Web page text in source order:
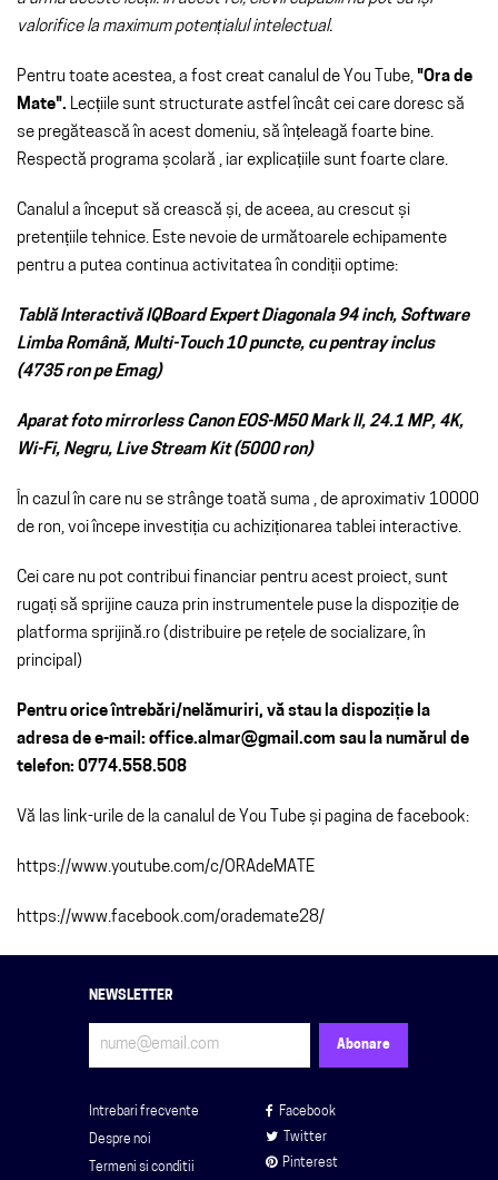
valorifice la maximum potențialul intelectual.
Pentru toate acestea, a fost creat canalul de You Tube, "Ora de
Mate". Lecțiile sunt structurate astfel încât cei care doresc să
se pregătească în acest domeniu, să înțeleagă foarte bine.
Respectă programa școlară , iar explicațiile sunt foarte clare.
Canalul a început să crească și, de aceea, au crescut și
pretențiile tehnice. Este nevoie de următoarele echipamente
pentru a putea continua activitatea în condiții optime:
Tablă Interactivă IQBoard Expert Diagonala 94 inch, Software
Limba Română, Multi-Touch 10 puncte, cu pentray inclus
(4735 ron pe Emag)
Aparat foto mirrorless Canon EOS-M50 Mark II, 24.1 MP, 4K,
Wi-Fi, Negru, Live Stream Kit (5000 ron)
În cazul în care nu se strânge toată suma , de aproximativ 10000
de ron, voi începe investiția cu achiziționarea tablei interactive.
Cei care nu pot contribui financiar pentru acest proiect, sunt
rugați să sprijine cauza prin instrumentele puse la dispoziție de
platforma sprijină.ro (distribuire pe rețele de socializare, în
principal)
Pentru orice întrebări/nelămuriri, vă stau la dispoziție la
adresa de e-mail: office.almar@gmail.com sau la numărul de
telefon: 0774.558.508
Vă las link-urile de la canalul de You Tube și pagina de facebook:
https://www.youtube.com/c/ORAdeMATE
https://www.facebook.com/orademate28/
NEWSLETTER
Intrebari frecvente
Despre noi
Termeni si conditii
Facebook
Twitter
Pinterest